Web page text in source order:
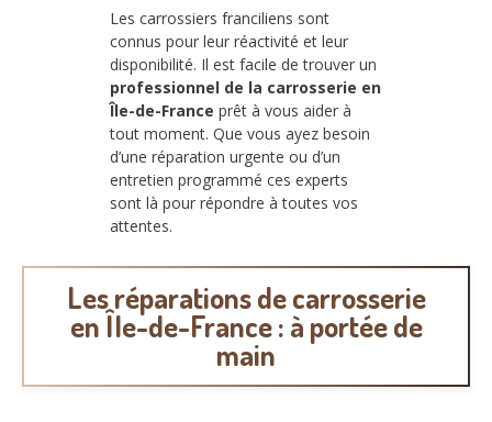
Les carrossiers franciliens sont
connus pour leur réactivité et leur
disponibilité. Il est facile de trouver un
professionnel de la carrosserie en
Île-de-France prêt à vous aider à
tout moment. Que vous ayez besoin
d’une réparation urgente ou d’un
entretien programmé ces experts
sont là pour répondre à toutes vos
attentes.
Les réparations de carrosserie
en Île-de-France : à portée de
main